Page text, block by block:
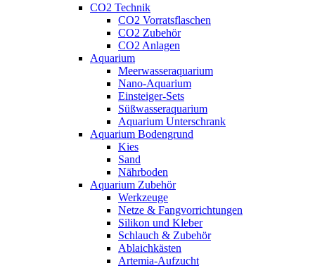
CO2 Technik
CO2 Vorratsflaschen
CO2 Zubehör
CO2 Anlagen
Aquarium
Meerwasseraquarium
Nano-Aquarium
Einsteiger-Sets
Süßwasseraquarium
Aquarium Unterschrank
Aquarium Bodengrund
Kies
Sand
Nährboden
Aquarium Zubehör
Werkzeuge
Netze & Fangvorrichtungen
Silikon und Kleber
Schlauch & Zubehör
Ablaichkästen
Artemia-Aufzucht